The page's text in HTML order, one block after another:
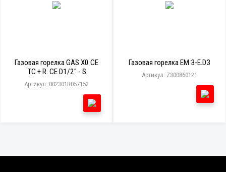
Газовая горелка GAS X0 CE
TC + R. CE D1/2" - S
Артикул: 002301R057152
Газовая горелка EM 3-E.D3
Артикул: Z300860121